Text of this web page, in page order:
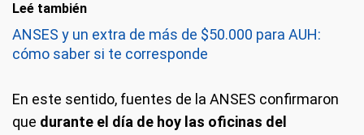
Leé también
ANSES y un extra de más de $50.000 para AUH:
cómo saber si te corresponde
En este sentido, fuentes de la ANSES confirmaron
que durante el día de hoy las oficinas del